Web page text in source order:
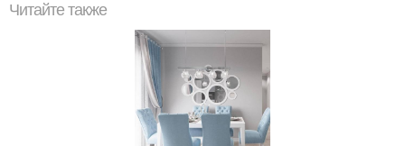
Читайте также